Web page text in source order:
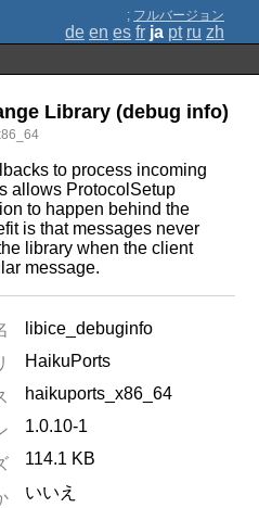
; フルバージョン
de en es fr ja pt ru zh
Library (debug info)
to process incoming
allows ProtocolSetup
to happen behind the
is that messages never
library when the client
message.
libice_debuginfo
HaikuPorts
haikuports_x86_64
1.0.10-1
114.1 KB
いいえ